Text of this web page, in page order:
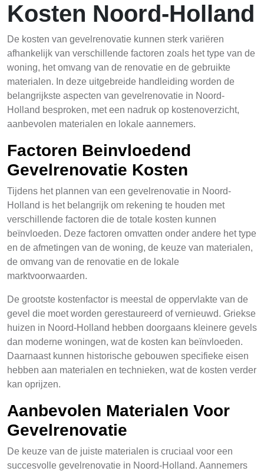
Kosten Noord-Holland
De kosten van gevelrenovatie kunnen sterk variëren
afhankelijk van verschillende factoren zoals het type van de
woning, het omvang van de renovatie en de gebruikte
materialen. In deze uitgebreide handleiding worden de
belangrijkste aspecten van gevelrenovatie in Noord-
Holland besproken, met een nadruk op kostenoverzicht,
aanbevolen materialen en lokale aannemers.
Factoren Beinvloedend
Gevelrenovatie Kosten
Tijdens het plannen van een gevelrenovatie in Noord-
Holland is het belangrijk om rekening te houden met
verschillende factoren die de totale kosten kunnen
beïnvloeden. Deze factoren omvatten onder andere het type
en de afmetingen van de woning, de keuze van materialen,
de omvang van de renovatie en de lokale
marktvoorwaarden.
De grootste kostenfactor is meestal de oppervlakte van de
gevel die moet worden gerestaureerd of vernieuwd. Griekse
huizen in Noord-Holland hebben doorgaans kleinere gevels
dan moderne woningen, wat de kosten kan beïnvloeden.
Daarnaast kunnen historische gebouwen specifieke eisen
hebben aan materialen en technieken, wat de kosten verder
kan oprijzen.
Aanbevolen Materialen Voor
Gevelrenovatie
De keuze van de juiste materialen is cruciaal voor een
succesvolle gevelrenovatie in Noord-Holland. Aannemers